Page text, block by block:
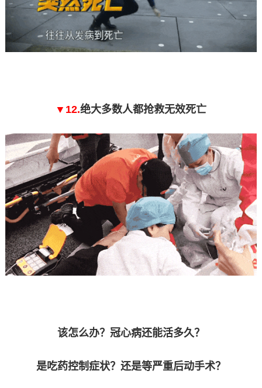
▼12.绝大多数人都抢救无效死亡
该怎么办？冠心病还能活多久？
是吃药控制症状？还是等严重后动手术？